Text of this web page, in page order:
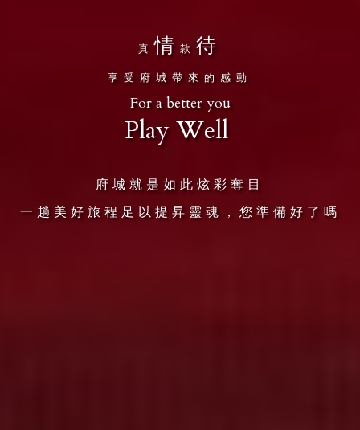
真 情 款 待
享受府城帶來的感動
For a better you
Play Well
府城就是如此炫彩奪目
一趟美好旅程足以提昇靈魂，您準備好了嗎